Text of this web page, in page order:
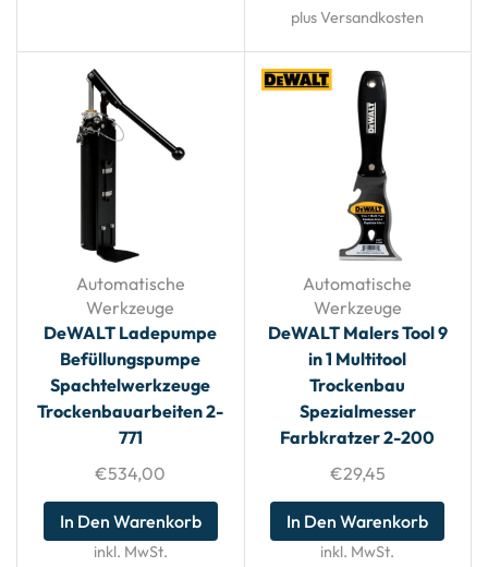
plus Versandkosten
Automatische
Werkzeuge
DeWALT Ladepumpe
Befüllungspumpe
Spachtelwerkzeuge
Trockenbauarbeiten 2-
771
€534,00
In Den Warenkorb
inkl. MwSt.
Automatische
Werkzeuge
DeWALT Malers Tool 9
in 1 Multitool
Trockenbau
Spezialmesser
Farbkratzer 2-200
€29,45
In Den Warenkorb
inkl. MwSt.